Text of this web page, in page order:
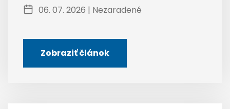
06. 07. 2026 | Nezaradené
Zobraziť článok